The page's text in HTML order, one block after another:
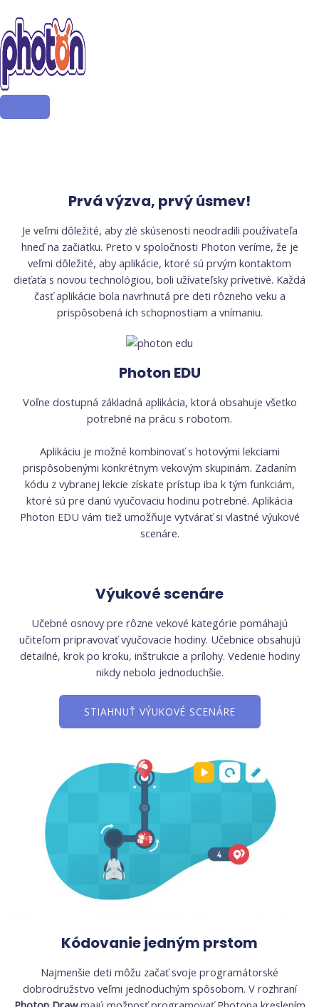
Prvá výzva, prvý úsmev!
Je veľmi dôležité, aby zlé skúsenosti neodradili používateľa
hneď na začiatku. Preto v spoločnosti Photon veríme, že je
veľmi dôležité, aby aplikácie, ktoré sú prvým kontaktom
dieťaťa s novou technológiou, boli užívateľsky prívetivé. Každá
časť aplikácie bola navrhnutá pre deti rôzneho veku a
prispôsobená ich schopnostiam a vnímaniu.
Photon EDU
Voľne dostupná základná aplikácia, ktorá obsahuje všetko
potrebné na prácu s robotom.
Aplikáciu je možné kombinovať s hotovými lekciami
prispôsobenými konkrétnym vekovým skupinám. Zadaním
kódu z vybranej lekcie získate prístup iba k tým funkciám,
ktoré sú pre danú vyučovaciu hodinu potrebné. Aplikácia
Photon EDU vám tiež umožňuje vytvárať si vlastné výukové
scenáre.
Výukové scenáre
Učebné osnovy pre rôzne vekové kategórie pomáhajú
učiteľom pripravovať vyučovacie hodiny. Učebnice obsahujú
detailné, krok po kroku, inštrukcie a prílohy. Vedenie hodiny
nikdy nebolo jednoduchšie.
STIAHNUŤ VÝUKOVÉ SCENÁRE
Kódovanie jedným prstom
Najmenšie deti môžu začať svoje programátorské
dobrodružstvo veľmi jednoduchým spôsobom. V rozhraní